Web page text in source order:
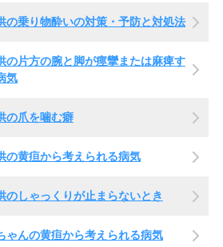
の乗り物酔いの対策・予防と対処法
の片方の腕と脚が痙攣または麻痺す
気
の爪を噛む癖
の黄疸から考えられる病気
のしゃっくりが止まらないとき
ゃんの黄疸から考えられる病気